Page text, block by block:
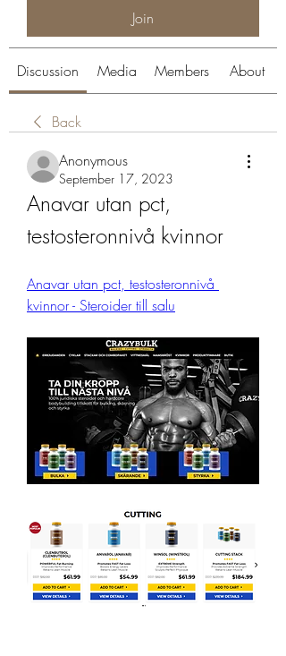
Join
Discussion Media Members About
Back
Anonymous
September 17, 2023
Anavar utan pct,
testosteronnivå kvinnor
Anavar utan pct, testosteronnivå
kvinnor - Steroider till salu